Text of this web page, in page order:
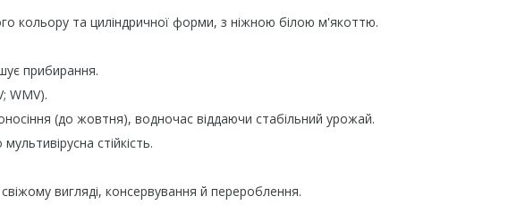
кольору та циліндричної форми, з ніжною білою м'якоттю.
прибирання.
WMV).
(до жовтня), водночас віддаючи стабільний урожай.
стійкість.
вигляді, консервування й перероблення.